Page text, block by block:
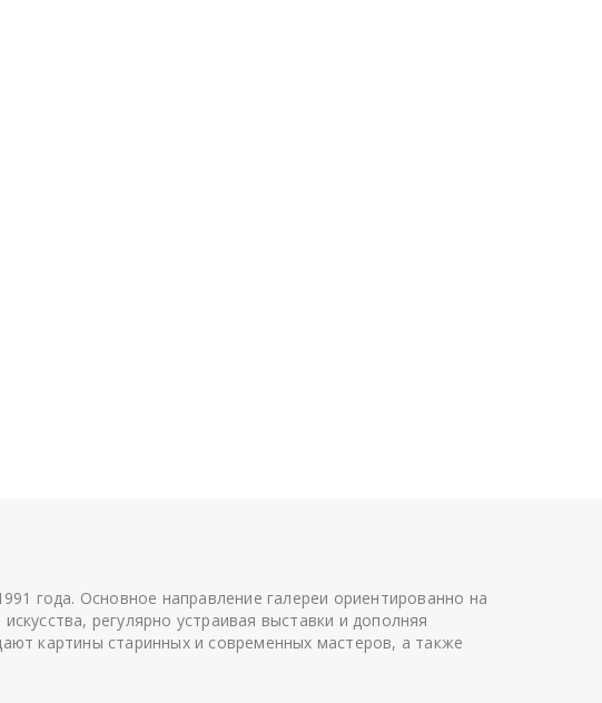
года. Основное направление галереи ориентированно на
регулярно устраивая выставки и дополняя
картины старинных и современных мастеров, а также